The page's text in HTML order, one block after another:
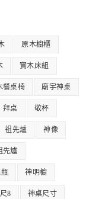
原木櫥櫃
實木床組
餐桌椅 廟宇神桌
拜桌 敬杯
祖先爐 神像
先爐
神明櫥
8 神桌尺寸